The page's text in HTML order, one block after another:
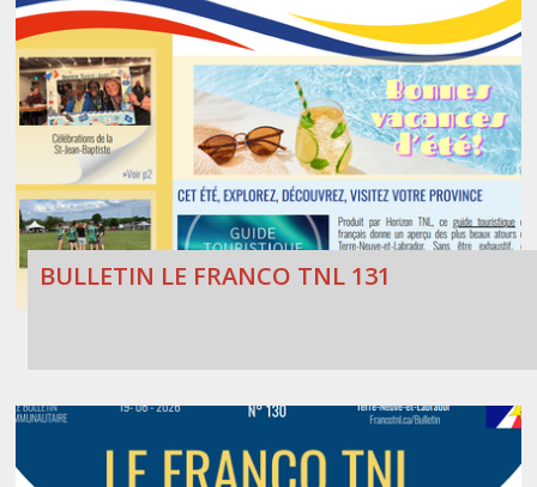
BULLETIN LE FRANCO TNL 131